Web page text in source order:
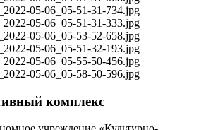
комплекс